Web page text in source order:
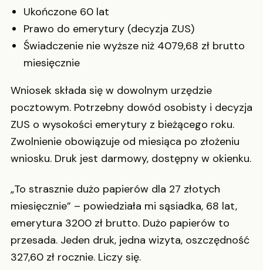
Ukończone 60 lat
Prawo do emerytury (decyzja ZUS)
Świadczenie nie wyższe niż 4079,68 zł brutto
miesięcznie
Wniosek składa się w dowolnym urzędzie
pocztowym. Potrzebny dowód osobisty i decyzja
ZUS o wysokości emerytury z bieżącego roku.
Zwolnienie obowiązuje od miesiąca po złożeniu
wniosku. Druk jest darmowy, dostępny w okienku.
„To strasznie dużo papierów dla 27 złotych
miesięcznie” – powiedziała mi sąsiadka, 68 lat,
emerytura 3200 zł brutto. Dużo papierów to
przesada. Jeden druk, jedna wizyta, oszczędność
327,60 zł rocznie. Liczy się.